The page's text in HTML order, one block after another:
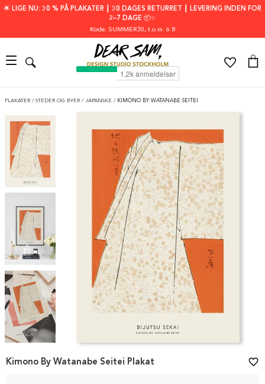
🌟 LIGE NU: 30 % PÅ PLAKATER ┃ 30 DAGES RETURRET ┃ LEVERING INDEN FOR
2–7 DAGE 📦✨
Kode: SUMMER30, t.o.m. 6.8
PLAKATER / STEDER OG BYER / JAPANSKE / KIMONO BY WATANABE SEITEI
1
Kimono By Watanabe Seitei Plakat favorite_border